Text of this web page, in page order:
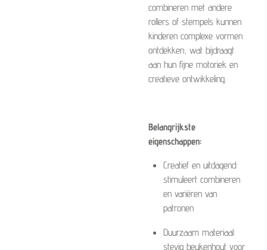
combineren met andere
rollers of stempels kunnen
kinderen complexe vormen
ontdekken, wat bijdraagt
aan hun fijne motoriek en
creatieve ontwikkeling.
Belangrijkste
eigenschappen:
Creatief en uitdagend:
stimuleert combineren
en variëren van
patronen
Duurzaam materiaal:
stevig beukenhout voor